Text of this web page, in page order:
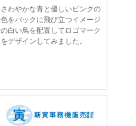
さわやかな青と優しいピンクの
色をバックに飛び立つイメージ
の白い鳥を配置してロゴマーク
をデザインしてみました。